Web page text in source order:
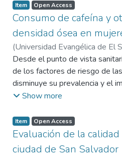
probabilística estratificada de
que cerca del 73% de los
carbohidratos y grasas,
vitamínica y mineral de los
alimentos, se encontró que,
moderado. En lo que respecta
embargo, se detectó que el
estados el 29.4% de los
3.8%, reflejando un 33.2% de
Item Open Access
Consumo de cafeína y
densidad ósea en
(Universidad Evangélica de El
Desde el punto de vista
de los factores de riesgo de
disminuye su prevalencia y el
menores demandas de
el nivel de vida de la población
problema produce en el grupo
de gran importancia para
Show more
Item Open Access
Evaluación de la
ciudad de San Salvador